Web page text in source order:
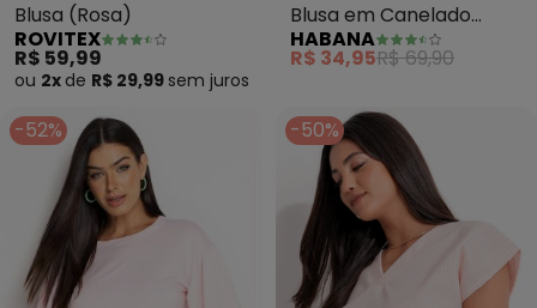
Blusa (Rosa)
ROVITEX
R$ 59,99
ou 2x de R$ 29,99 sem juros
Blusa em Canelado
(Rosa)
HABANA
R$ 34,95R$ 69,90
-52% -50%